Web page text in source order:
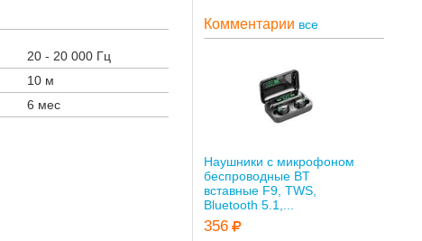
20 - 20 000 Гц
10 м
6 мес
Комментарии все
Наушники с микрофоном
беспроводные BT
вставные F9, TWS,
Bluetooth 5.1,...
356